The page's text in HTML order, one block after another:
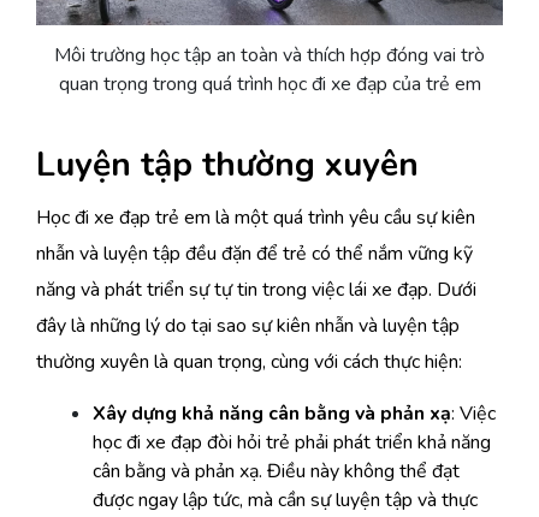
Môi trường học tập an toàn và thích hợp đóng vai trò
quan trọng trong quá trình học đi xe đạp của trẻ em
Luyện tập thường xuyên
Học đi xe đạp trẻ em là một quá trình yêu cầu sự kiên
nhẫn và luyện tập đều đặn để trẻ có thể nắm vững kỹ
năng và phát triển sự tự tin trong việc lái xe đạp. Dưới
đây là những lý do tại sao sự kiên nhẫn và luyện tập
thường xuyên là quan trọng, cùng với cách thực hiện:
Xây dựng khả năng cân bằng và phản xạ: Việc
học đi xe đạp đòi hỏi trẻ phải phát triển khả năng
cân bằng và phản xạ. Điều này không thể đạt
được ngay lập tức, mà cần sự luyện tập và thực